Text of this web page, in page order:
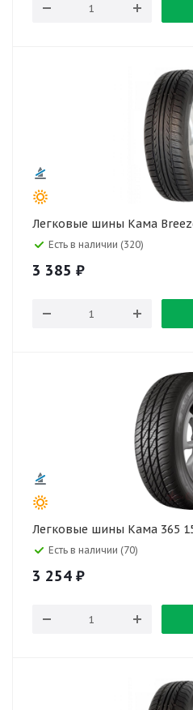
Легковые шины Кама
Есть в наличии (320)
3 385 ₽
Легковые шины Кама 365
Есть в наличии (70)
3 254 ₽